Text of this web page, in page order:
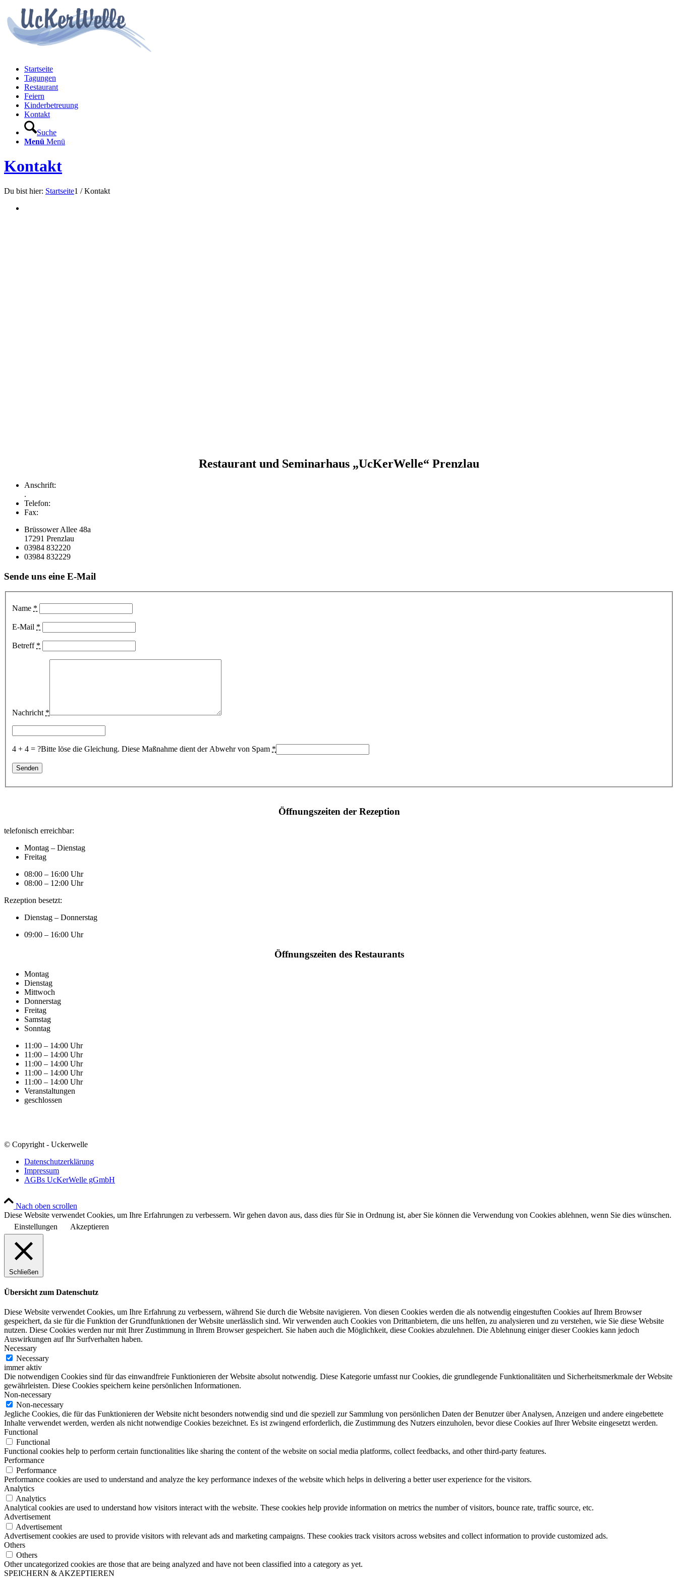
Startseite
Tagungen
Restaurant
Feiern
Kinderbetreuung
Kontakt
Suche
Menü Menü
Kontakt
Du bist hier: Startseite1 / Kontakt
Restaurant und Seminarhaus „UcKerWelle“ Prenzlau
Anschrift:
.
Telefon:
Fax:
Brüssower Allee 48a
17291 Prenzlau
03984 832220
03984 832229
Sende uns eine E-Mail
Name *
E-Mail *
Betreff *
Nachricht *
4 + 4 = ?Bitte löse die Gleichung. Diese Maßnahme dient der Abwehr von Spam *
Öffnungszeiten der Rezeption
telefonisch erreichbar:
Montag – Dienstag
Freitag
08:00 – 16:00 Uhr
08:00 – 12:00 Uhr
Rezeption besetzt:
Dienstag – Donnerstag
09:00 – 16:00 Uhr
Öffnungszeiten des Restaurants
Montag
Dienstag
Mittwoch
Donnerstag
Freitag
Samstag
Sonntag
11:00 – 14:00 Uhr
11:00 – 14:00 Uhr
11:00 – 14:00 Uhr
11:00 – 14:00 Uhr
11:00 – 14:00 Uhr
Veranstaltungen
geschlossen
© Copyright - Uckerwelle
Datenschutzerklärung
Impressum
AGBs UcKerWelle gGmbH
Nach oben scrollen
Diese Website verwendet Cookies, um Ihre Erfahrungen zu verbessern. Wir gehen davon aus, dass dies für Sie in Ordnung ist, aber Sie können die Verwendung von Cookies ablehnen, wenn Sie dies wünschen.
Einstellungen
Akzeptieren
Schließen
Übersicht zum Datenschutz
Diese Website verwendet Cookies, um Ihre Erfahrung zu verbessern, während Sie durch die Website navigieren. Von diesen Cookies werden die als notwendig eingestuften Cookies auf Ihrem Browser
gespeichert, da sie für die Funktion der Grundfunktionen der Website unerlässlich sind. Wir verwenden auch Cookies von Drittanbietern, die uns helfen, zu analysieren und zu verstehen, wie Sie diese Website
nutzen. Diese Cookies werden nur mit Ihrer Zustimmung in Ihrem Browser gespeichert. Sie haben auch die Möglichkeit, diese Cookies abzulehnen. Die Ablehnung einiger dieser Cookies kann jedoch
Auswirkungen auf Ihr Surfverhalten haben.
Necessary
Necessary
immer aktiv
Die notwendigen Cookies sind für das einwandfreie Funktionieren der Website absolut notwendig. Diese Kategorie umfasst nur Cookies, die grundlegende Funktionalitäten und Sicherheitsmerkmale der Website
gewährleisten. Diese Cookies speichern keine persönlichen Informationen.
Non-necessary
Non-necessary
Jegliche Cookies, die für das Funktionieren der Website nicht besonders notwendig sind und die speziell zur Sammlung von persönlichen Daten der Benutzer über Analysen, Anzeigen und andere eingebettete
Inhalte verwendet werden, werden als nicht notwendige Cookies bezeichnet. Es ist zwingend erforderlich, die Zustimmung des Nutzers einzuholen, bevor diese Cookies auf Ihrer Website eingesetzt werden.
Functional
Functional
Functional cookies help to perform certain functionalities like sharing the content of the website on social media platforms, collect feedbacks, and other third-party features.
Performance
Performance
Performance cookies are used to understand and analyze the key performance indexes of the website which helps in delivering a better user experience for the visitors.
Analytics
Analytics
Analytical cookies are used to understand how visitors interact with the website. These cookies help provide information on metrics the number of visitors, bounce rate, traffic source, etc.
Advertisement
Advertisement
Advertisement cookies are used to provide visitors with relevant ads and marketing campaigns. These cookies track visitors across websites and collect information to provide customized ads.
Others
Others
Other uncategorized cookies are those that are being analyzed and have not been classified into a category as yet.
SPEICHERN & AKZEPTIEREN